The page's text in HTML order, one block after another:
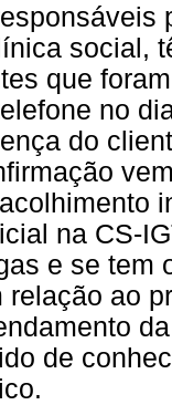
social,
que
no
do
na CS-
e se tem
relação ao
de